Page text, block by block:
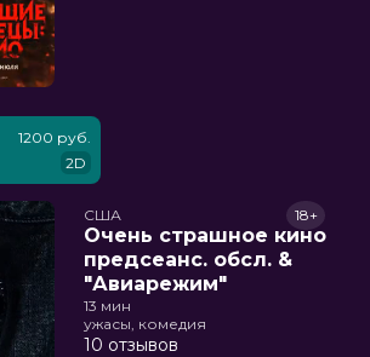
1200 руб.
2D
США
Очень страшное кино
предсеанс. обсл. &
"Авиарежим"
18+
13 мин
ужасы, комедия
10 отзывов